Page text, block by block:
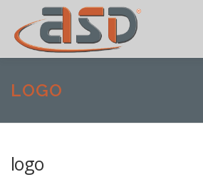
ACCUEIL
LOGO
logo